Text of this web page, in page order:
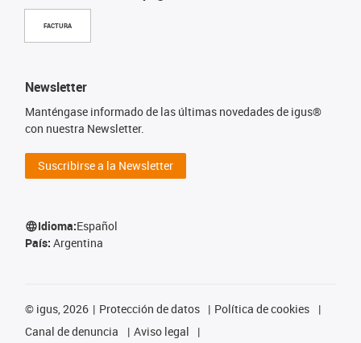
FACTURA
Newsletter
Manténgase informado de las últimas novedades de igus®
con nuestra Newsletter.
Suscribirse a la Newsletter
Idioma:Español
País: Argentina
© igus, 2026 Protección de datos
Política de cookies
Canal de denuncia
Aviso legal